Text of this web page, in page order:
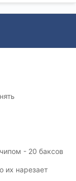
- 20 баксов
их нарезает